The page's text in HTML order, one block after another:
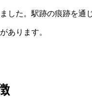
した。駅跡の痕跡を通
あります。